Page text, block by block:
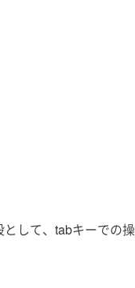
して、tabキーでの